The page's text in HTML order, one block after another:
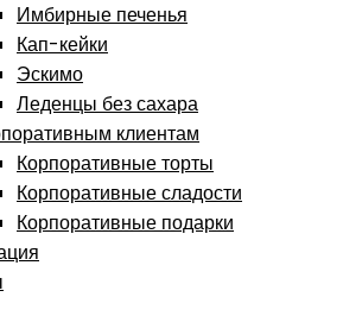
Имбирные печенья
Кап-кейки
Эскимо
Леденцы без сахара
клиентам
Корпоративные торты
Корпоративные сладости
Корпоративные подарки